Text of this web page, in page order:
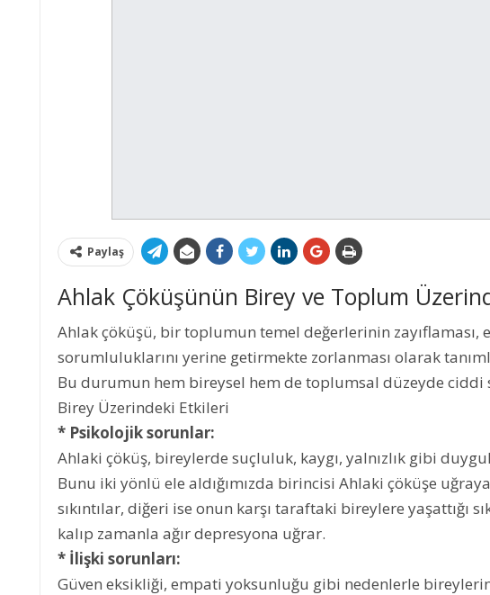
Paylaş
Ahlak Çöküşünün Birey ve Toplum
Ahlak çöküşü, bir toplumun temel değerlerinin
sorumluluklarını yerine getirmekte zorlanması olarak
Bu durumun hem bireysel hem de toplumsal düzeyde ciddi
Birey Üzerindeki Etkileri
* Psikolojik sorunlar:
Ahlaki çöküş, bireylerde suçluluk, kaygı, yalnızlık gibi
Bunu iki yönlü ele aldığımızda birincisi Ahlaki çöküşe
sıkıntılar, diğeri ise onun karşı taraftaki bireylere yaşattığı
kalıp zamanla ağır depresyona uğrar.
* İlişki sorunları:
Güven eksikliği, empati yoksunluğu gibi nedenlerle